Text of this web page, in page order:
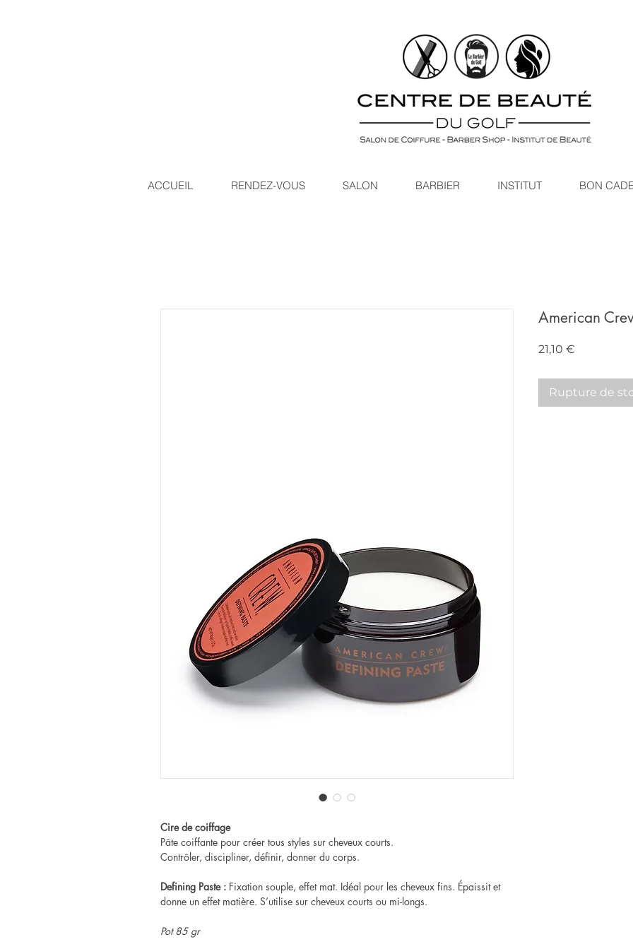
ACCUEIL RENDEZ-VOUS SALON BARBIER INSTITUT BON
Cire de coiffage
Pâte coiffante pour créer tous styles sur cheveux courts.
Contrôler, discipliner, définir, donner du corps.
Defining Paste : Fixation souple, effet mat. Idéal pour les cheveux fins. Épaissit et
donne un effet matière. S’utilise sur cheveux courts ou mi-longs.
Pot 85 gr
American
21,10 €
Rupture de